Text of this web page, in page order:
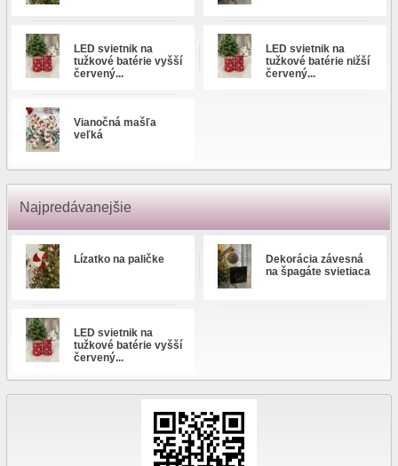
LED svietnik na
tužkové batérie vyšší
červený...
LED svietnik na
tužkové batérie nižší
červený...
Vianočná mašľa
veľká
Najpredávanejšie
Lízatko na paličke
Dekorácia závesná
na špagáte svietiaca
LED svietnik na
tužkové batérie vyšší
červený...